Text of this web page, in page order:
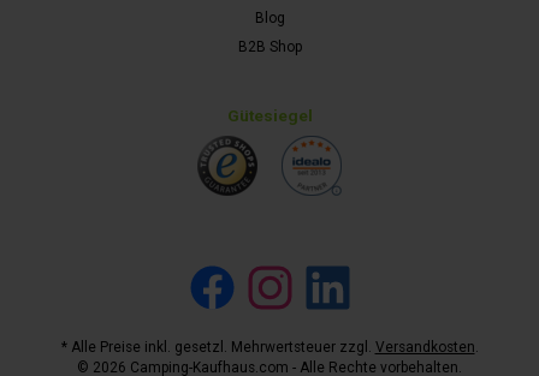
Blog
B2B Shop
Gütesiegel
Facebook Instagram
* Alle Preise inkl. gesetzl. Mehrwertsteuer zzgl. Versandkosten.
© 2026 Camping-Kaufhaus.com - Alle Rechte vorbehalten.